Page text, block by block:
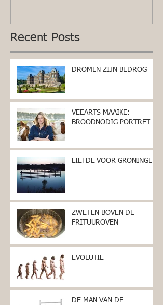
Recent Posts
DROMEN ZIJN BEDROG
VEEARTS MAAIKE:
BROODNODIG PORTRET
LIEFDE VOOR GRONINGEN
ZWETEN BOVEN DE
FRITUUROVEN
EVOLUTIE
DE MAN VAN DE